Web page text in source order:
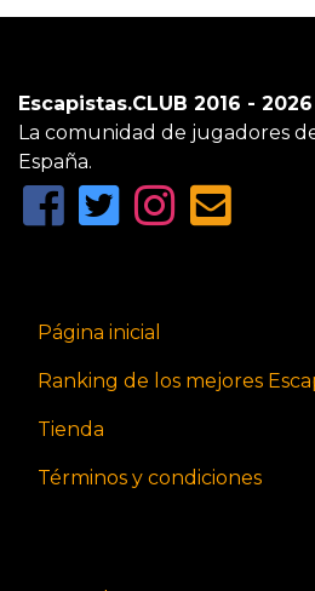
Escapistas.CLUB 2016 - 2026
La comunidad de jugadores
España.
Página inicial
Ranking de los mejores
Tienda
Términos y condiciones